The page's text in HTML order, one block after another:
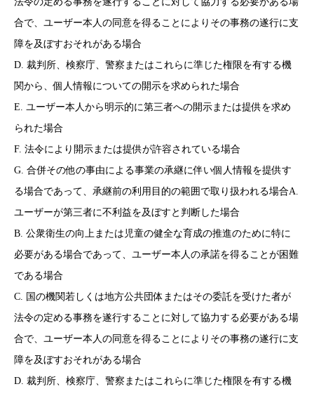
合で、ユーザー本人の同意を得ることによりその事務の遂行に支
障を及ぼすおそれがある場合
D. 裁判所、検察庁、警察またはこれらに準じた権限を有する機
関から、個人情報についての開示を求められた場合
E. ユーザー本人から明示的に第三者への開示または提供を求め
られた場合
F. 法令により開示または提供が許容されている場合
G. 合併その他の事由による事業の承継に伴い個人情報を提供す
る場合であって、承継前の利用目的の範囲で取り扱われる場合A.
ユーザーが第三者に不利益を及ぼすと判断した場合
B. 公衆衛生の向上または児童の健全な育成の推進のために特に
必要がある場合であって、ユーザー本人の承諾を得ることが困難
である場合
C. 国の機関若しくは地方公共団体またはその委託を受けた者が
法令の定める事務を遂行することに対して協力する必要がある場
合で、ユーザー本人の同意を得ることによりその事務の遂行に支
障を及ぼすおそれがある場合
D. 裁判所、検察庁、警察またはこれらに準じた権限を有する機